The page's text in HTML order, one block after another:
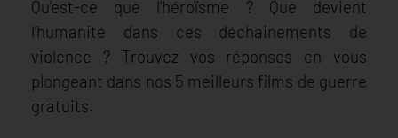
Qu’est-ce que l’héroïsme ? Que devient
l’humanité dans ces déchainements de
violence ? Trouvez vos réponses en vous
plongeant dans nos 5 meilleurs films de guerre
gratuits.